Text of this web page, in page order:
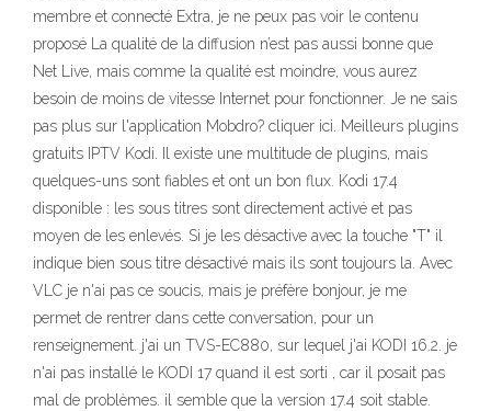
membre et connecté Extra, je ne peux pas voir le contenu
proposé La qualité de la diffusion n’est pas aussi bonne que
Net Live, mais comme la qualité est moindre, vous aurez
besoin de moins de vitesse Internet pour fonctionner. Je ne sais
pas plus sur l'application Mobdro? cliquer ici. Meilleurs plugins
gratuits IPTV Kodi. Il existe une multitude de plugins, mais
quelques-uns sont fiables et ont un bon flux. Kodi 17.4
disponible : les sous titres sont directement activé et pas
moyen de les enlevés. Si je les désactive avec la touche "T" il
indique bien sous titre désactivé mais ils sont toujours la. Avec
VLC je n'ai pas ce soucis, mais je préfère bonjour, je me
permet de rentrer dans cette conversation, pour un
renseignement. j'ai un TVS-EC880, sur lequel j'ai KODI 16.2. je
n'ai pas installé le KODI 17 quand il est sorti , car il posait pas
mal de problèmes. il semble que la version 17.4 soit stable.